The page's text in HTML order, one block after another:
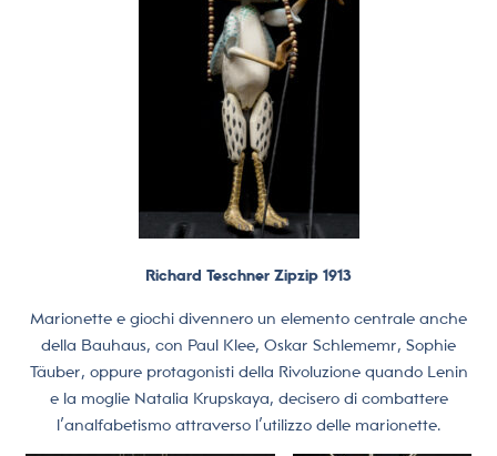
Richard Teschner Zipzip 1913
Marionette e giochi divennero un elemento centrale anche
della Bauhaus, con Paul Klee, Oskar Schlememr, Sophie
Täuber, oppure protagonisti della Rivoluzione quando Lenin
e la moglie Natalia Krupskaya, decisero di combattere
l’analfabetismo attraverso l’utilizzo delle marionette.